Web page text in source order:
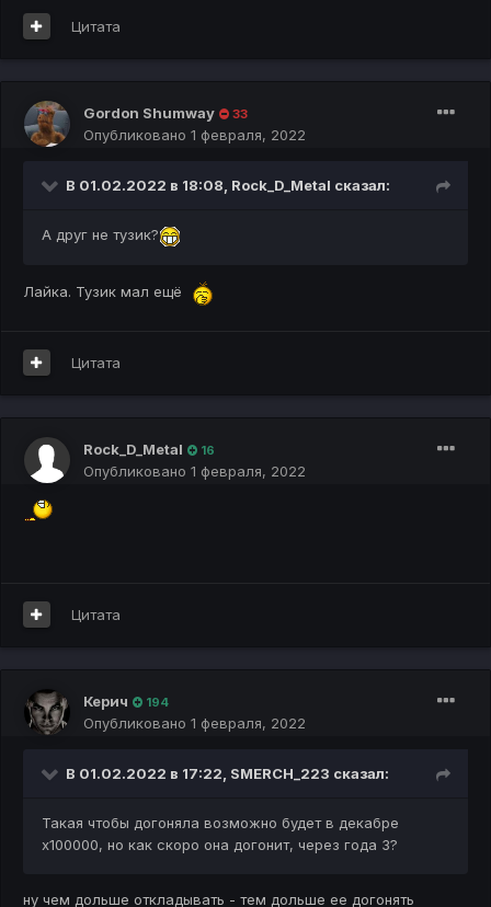
Цитата
Gоrdon Shumway 33
Опубликовано 1 февраля, 2022
В 01.02.2022 в 18:08, Rock_D_Metal сказал:
А друг не тузик?
Лайка. Тузик мал ещё
Цитата
Rock_D_Metal 16
Опубликовано 1 февраля, 2022
Цитата
Керич 194
Опубликовано 1 февраля, 2022
В 01.02.2022 в 17:22, SMERCH_223 сказал:
Такая чтобы догоняла возможно будет в декабре
х100000, но как скоро она догонит, через года 3?
ну чем дольше откладывать - тем дольше ее догонять